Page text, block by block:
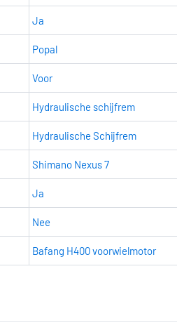
Ja
Popal
Voor
Hydraulische schijfrem
Hydraulische Schijfrem
Shimano Nexus 7
Ja
Nee
Bafang H400 voorwielmotor